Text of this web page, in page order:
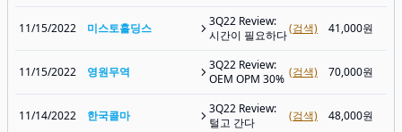
11/15/2022 미스토홀딩스
3Q22 Review:
시간이 필요하다(검색) 41,000원
11/15/2022 영원무역
3Q22 Review:
OEM OPM 30% (검색) 70,000원
11/14/2022 한국콜마
3Q22 Review:
털고 간다
(검색) 48,000원